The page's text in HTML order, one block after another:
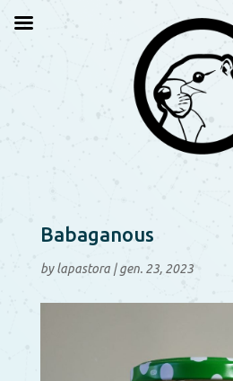
Babaganous
bylapastora|gen. 23, 2023